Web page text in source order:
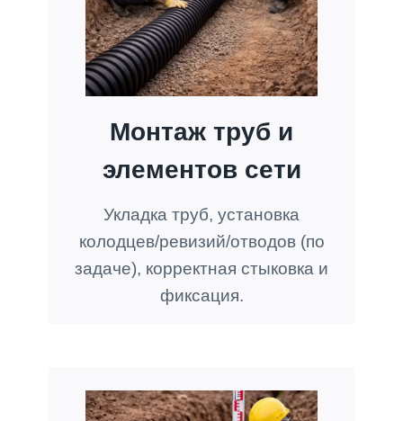
Монтаж труб и
элементов сети
Укладка труб, установка
колодцев/ревизий/отводов (по
задаче), корректная стыковка и
фиксация.